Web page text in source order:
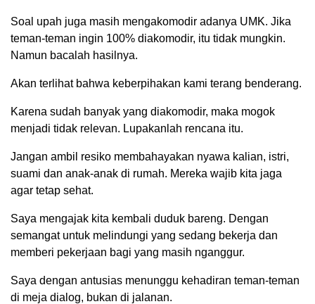
Soal upah juga masih mengakomodir adanya UMK. Jika
teman-teman ingin 100% diakomodir, itu tidak mungkin.
Namun bacalah hasilnya.
Akan terlihat bahwa keberpihakan kami terang benderang.
Karena sudah banyak yang diakomodir, maka mogok
menjadi tidak relevan. Lupakanlah rencana itu.
Jangan ambil resiko membahayakan nyawa kalian, istri,
suami dan anak-anak di rumah. Mereka wajib kita jaga
agar tetap sehat.
Saya mengajak kita kembali duduk bareng. Dengan
semangat untuk melindungi yang sedang bekerja dan
memberi pekerjaan bagi yang masih nganggur.
Saya dengan antusias menunggu kehadiran teman-teman
di meja dialog, bukan di jalanan.